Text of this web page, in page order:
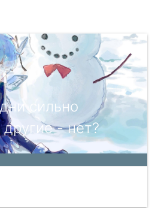
сильно
- нет?